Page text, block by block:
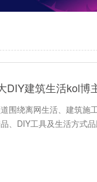
DIY建筑生活kol博
围绕离网生活、建筑施
、DIY工具及生活方式品